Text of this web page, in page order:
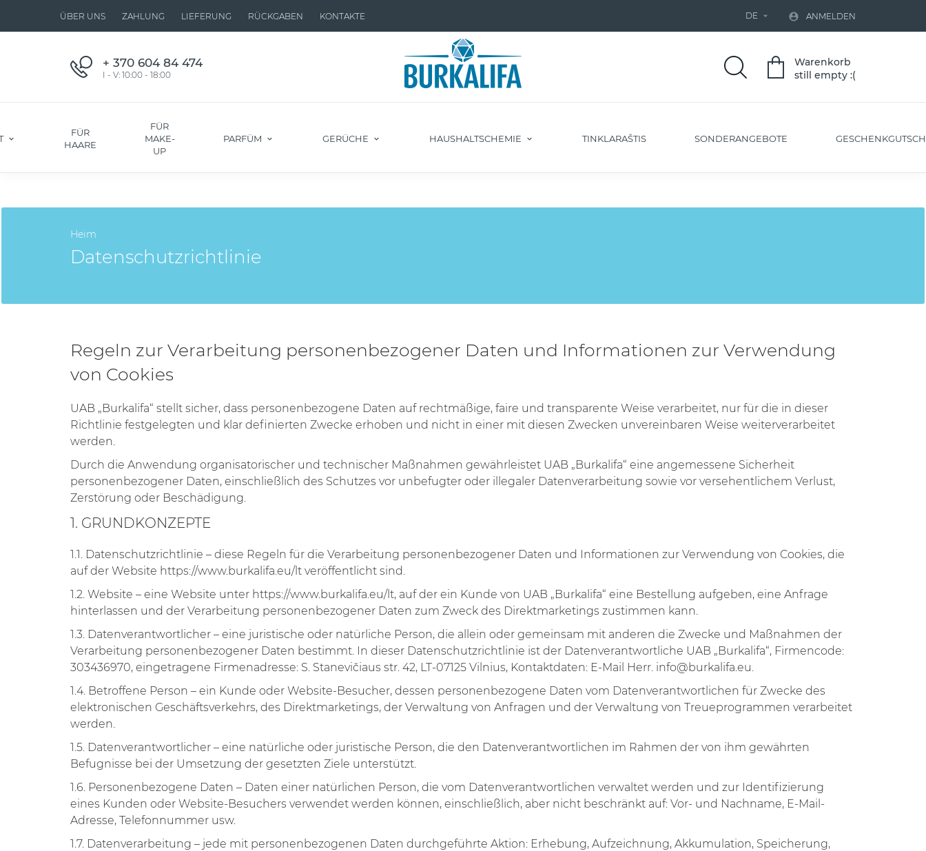
ÜBER UNS ZAHLUNG LIEFERUNG RÜCKGABEN KONTAKTE DE   ANMELDEN
+ 370 604 84 474
I - V: 10:00 - 18:00
Warenkorb
still empty :(
FÜR
HAARE
FÜR
MAKE-
UP
PARFÜM GERÜCHE HAUSHALTSCHEMIE TINKLARAŠTIS SONDERANGEBOTE
Heim
Datenschutzrichtlinie
Regeln zur Verarbeitung personenbezogener Daten und Informationen zur Verwendung
von Cookies
UAB „Burkalifa“ stellt sicher, dass personenbezogene Daten auf rechtmäßige, faire und transparente Weise verarbeitet, nur für die in dieser
Richtlinie festgelegten und klar definierten Zwecke erhoben und nicht in einer mit diesen Zwecken unvereinbaren Weise weiterverarbeitet
werden.
Durch die Anwendung organisatorischer und technischer Maßnahmen gewährleistet UAB „Burkalifa“ eine angemessene Sicherheit
personenbezogener Daten, einschließlich des Schutzes vor unbefugter oder illegaler Datenverarbeitung sowie vor versehentlichem Verlust,
Zerstörung oder Beschädigung.
1. GRUNDKONZEPTE
1.1. Datenschutzrichtlinie – diese Regeln für die Verarbeitung personenbezogener Daten und Informationen zur Verwendung von Cookies, die
auf der Website https://www.burkalifa.eu/lt veröffentlicht sind.
1.2. Website – eine Website unter https://www.burkalifa.eu/lt, auf der ein Kunde von UAB „Burkalifa“ eine Bestellung aufgeben, eine Anfrage
hinterlassen und der Verarbeitung personenbezogener Daten zum Zweck des Direktmarketings zustimmen kann.
1.3. Datenverantwortlicher – eine juristische oder natürliche Person, die allein oder gemeinsam mit anderen die Zwecke und Maßnahmen der
Verarbeitung personenbezogener Daten bestimmt. In dieser Datenschutzrichtlinie ist der Datenverantwortliche UAB „Burkalifa“, Firmencode:
303436970, eingetragene Firmenadresse: S. Stanevičiaus str. 42, LT-07125 Vilnius, Kontaktdaten: E-Mail Herr. info@burkalifa.eu.
1.4. Betroffene Person – ein Kunde oder Website-Besucher, dessen personenbezogene Daten vom Datenverantwortlichen für Zwecke des
elektronischen Geschäftsverkehrs, des Direktmarketings, der Verwaltung von Anfragen und der Verwaltung von Treueprogrammen verarbeitet
werden.
1.5. Datenverantwortlicher – eine natürliche oder juristische Person, die den Datenverantwortlichen im Rahmen der von ihm gewährten
Befugnisse bei der Umsetzung der gesetzten Ziele unterstützt.
1.6. Personenbezogene Daten – Daten einer natürlichen Person, die vom Datenverantwortlichen verwaltet werden und zur Identifizierung
eines Kunden oder Website-Besuchers verwendet werden können, einschließlich, aber nicht beschränkt auf: Vor- und Nachname, E-Mail-
Adresse, Telefonnummer usw.
1.7. Datenverarbeitung – jede mit personenbezogenen Daten durchgeführte Aktion: Erhebung, Aufzeichnung, Akkumulation, Speicherung,